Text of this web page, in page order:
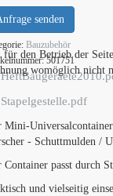
senden
Bauzubehör
501751
Mini-
- Schuttmulden /
Container passt durch
und vielseitig
den Betrieb der
womöglich